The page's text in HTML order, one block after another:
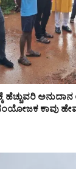
ಹೆಚ್ಚುವರಿ
ಕಾವು